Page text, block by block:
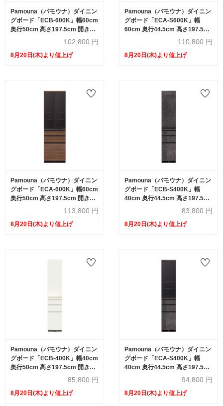
Pamouna（パモウナ）ダイニン
グボード「ECB-600K」幅60cm
奥行50cm 高さ197.5cm 開き扉
102,800 円
8月20日(木)より値上げ
Pamouna（パモウナ）ダイニン
グボード「ECA-S600K」幅
60cm 奥行44.5cm 高さ197.5cm
110,800 円
8月20日(木)より値上げ
Pamouna（パモウナ）ダイニン
グボード「ECA-600K」幅60cm
奥行50cm 高さ197.5cm 開き扉
113,800 円
8月20日(木)より値上げ
Pamouna（パモウナ）ダイニン
グボード「ECB-S400K」幅
40cm 奥行44.5cm 高さ197.5cm
83,800 円
8月20日(木)より値上げ
Pamouna（パモウナ）ダイニン
グボード「ECB-400K」幅40cm
奥行50cm 高さ197.5cm 開き扉
85,800 円
8月20日(木)より値上げ
Pamouna（パモウナ）ダイニン
グボード「ECA-S400K」幅
40cm 奥行44.5cm 高さ197.5cm
94,800 円
8月20日(木)より値上げ